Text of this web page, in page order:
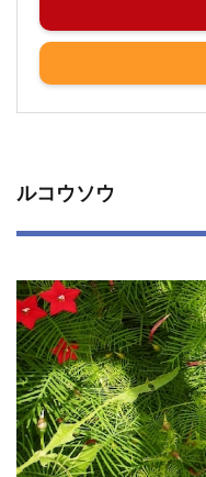
ルコウソウ